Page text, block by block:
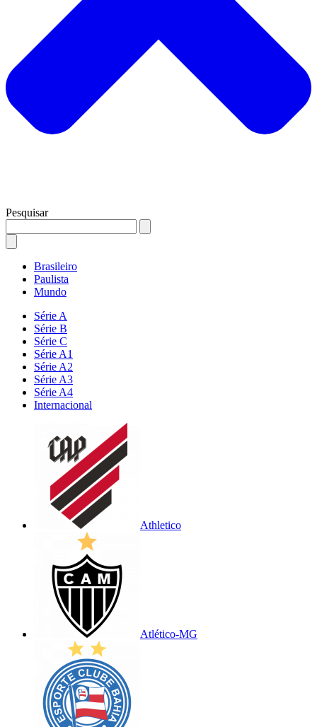
Pesquisar
Brasileiro
Paulista
Mundo
Série A
Série B
Série C
Série A1
Série A2
Série A3
Série A4
Internacional
Athletico
Atlético-MG